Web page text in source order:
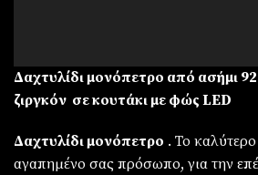
Δαχτυλίδι μονόπετρο από ασήμι
ζιργκόν σε κουτάκι με φώς LED
Δαχτυλίδι μονόπετρο . Το
αγαπημένο σας πρόσωπο, για την